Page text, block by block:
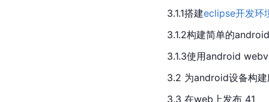
3.1.1搭建eclipse开发环
3.1.2构建简单的
3.1.3使用android
3.2 为android设备构
3.3 在web上发布 41